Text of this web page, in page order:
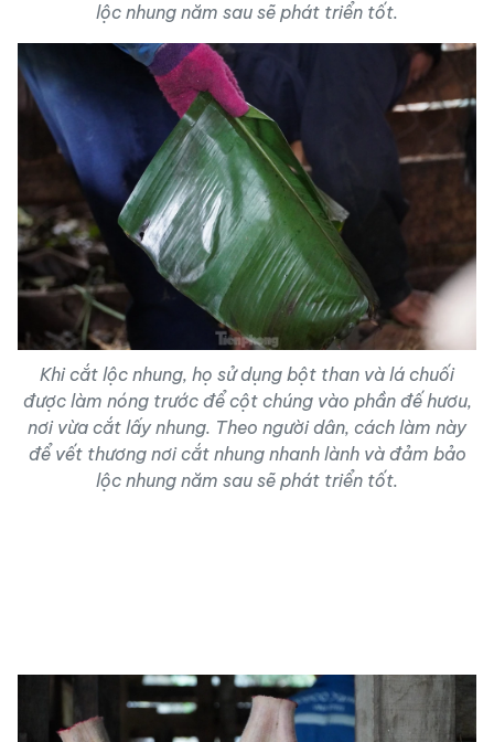
lộc nhung năm sau sẽ phát triển tốt.
Khi cắt lộc nhung, họ sử dụng bột than và lá chuối
được làm nóng trước để cột chúng vào phần đế hươu,
nơi vừa cắt lấy nhung. Theo người dân, cách làm này
để vết thương nơi cắt nhung nhanh lành và đảm bảo
lộc nhung năm sau sẽ phát triển tốt.